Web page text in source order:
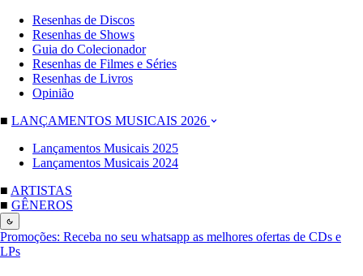
Resenhas de Discos
Resenhas de Shows
Guia do Colecionador
Resenhas de Filmes e Séries
Resenhas de Livros
Opinião
■ LANÇAMENTOS MUSICAIS 2026
Lançamentos Musicais 2025
Lançamentos Musicais 2024
■ ARTISTAS
■ GÊNEROS
Promoções: Receba no seu whatsapp as melhores ofertas de CDs e
LPs